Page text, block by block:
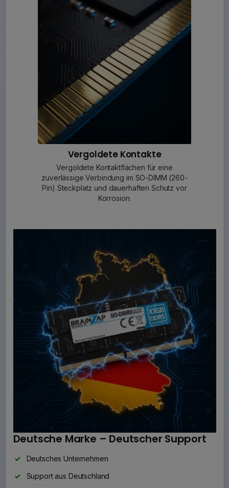
Vergoldete Kontakte
Vergoldete Kontaktflächen für eine
zuverlässige Verbindung im SO-DIMM (260-
Pin) Steckplatz und dauerhaften Schutz vor
Korrosion.
Deutsche Marke – Deutscher Support
Deutsches Unternehmen
Support aus Deutschland